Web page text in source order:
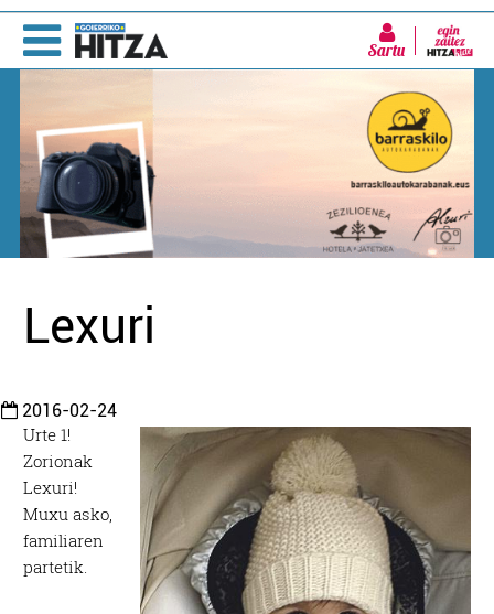
Sartu
Lexuri
2016-02-24
Urte 1!
Zorionak
Lexuri!
Muxu asko,
familiaren
partetik.